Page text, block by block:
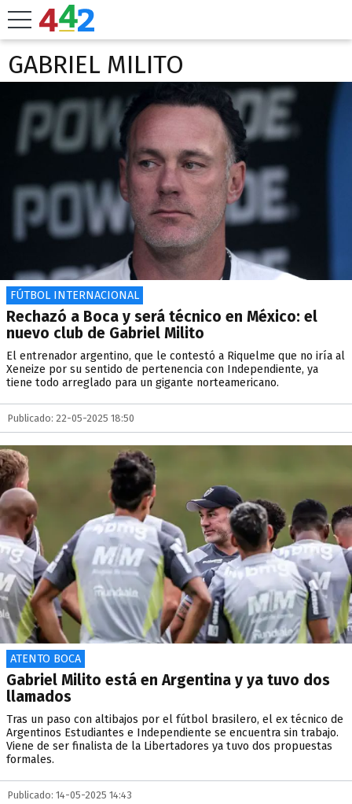
GABRIEL MILITO
FÚTBOL INTERNACIONAL
Rechazó a Boca y será técnico en México: el
nuevo club de Gabriel Milito
El entrenador argentino, que le contestó a Riquelme que no iría al
Xeneize por su sentido de pertenencia con Independiente, ya
tiene todo arreglado para un gigante norteamericano.
Publicado: 22-05-2025 18:50
ATENTO BOCA
Gabriel Milito está en Argentina y ya tuvo dos
llamados
Tras un paso con altibajos por el fútbol brasilero, el ex técnico de
Argentinos Estudiantes e Independiente se encuentra sin trabajo.
Viene de ser finalista de la Libertadores ya tuvo dos propuestas
formales.
Publicado: 14-05-2025 14:43